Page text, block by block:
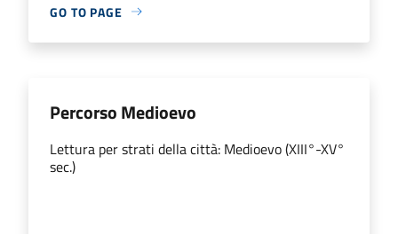
GO TO PAGE
Percorso Medioevo
Lettura per strati della città: Medioevo (XIII°-XV°
sec.)